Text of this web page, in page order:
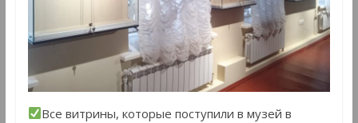
Все витрины, которые поступили в музей в